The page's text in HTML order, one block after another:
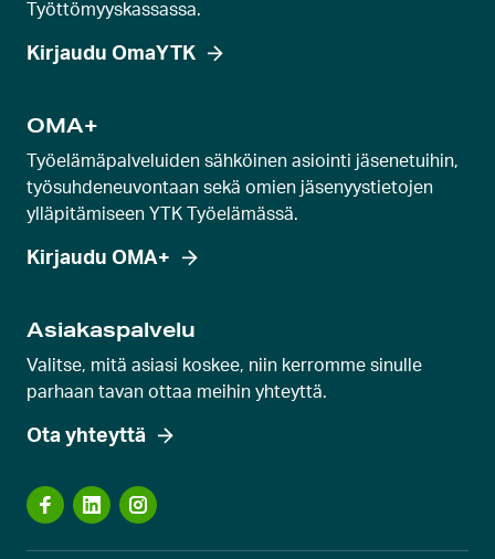
e
l
d
a
Työttömyyskassassa.
Kirjaudu OmaYTK
OMA+
Työelämäpalveluiden sähköinen asiointi jäsenetuihin,
työsuhdeneuvontaan sekä omien jäsenyystietojen
ylläpitämiseen YTK Työelämässä.
Kirjaudu OMA+
Asiakaspalvelu
Valitse, mitä asiasi koskee, niin kerromme sinulle
parhaan tavan ottaa meihin yhteyttä.
Ota yhteyttä